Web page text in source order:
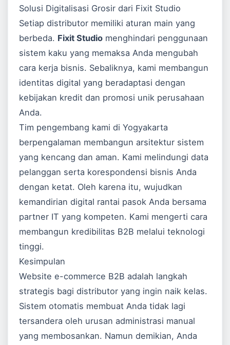
Solusi Digitalisasi Grosir dari Fixit Studio
Setiap distributor memiliki aturan main yang
berbeda. Fixit Studio menghindari penggunaan
sistem kaku yang memaksa Anda mengubah
cara kerja bisnis. Sebaliknya, kami membangun
identitas digital yang beradaptasi dengan
kebijakan kredit dan promosi unik perusahaan
Anda.
Tim pengembang kami di Yogyakarta
berpengalaman membangun arsitektur sistem
yang kencang dan aman. Kami melindungi data
pelanggan serta korespondensi bisnis Anda
dengan ketat. Oleh karena itu, wujudkan
kemandirian digital rantai pasok Anda bersama
partner IT yang kompeten. Kami mengerti cara
membangun kredibilitas B2B melalui teknologi
tinggi.
Kesimpulan
Website e-commerce B2B adalah langkah
strategis bagi distributor yang ingin naik kelas.
Sistem otomatis membuat Anda tidak lagi
tersandera oleh urusan administrasi manual
yang membosankan. Namun demikian, Anda